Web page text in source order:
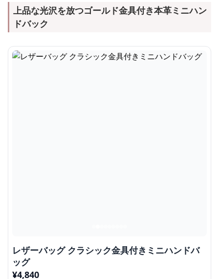
上品な光沢を放つゴールド金具付き本革ミニハン
ドバック
レザーバッグ クラシック金具付きミニハンドバ
ッグ
¥4,840